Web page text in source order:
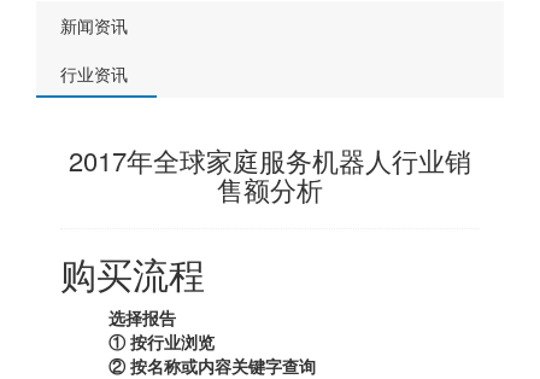
新闻资讯
行业资讯
2017年全球家庭服务机器人行业销
售额分析
购买流程
选择报告
① 按行业浏览
② 按名称或内容关键字查询